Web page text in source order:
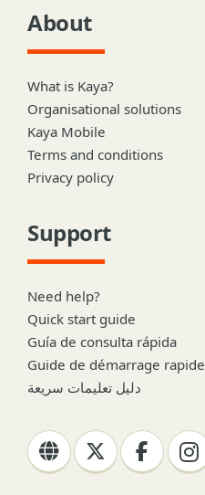
About
What is Kaya?
Organisational solutions
Kaya Mobile
Terms and conditions
Privacy policy
Support
Need help?
Quick start guide
Guía de consulta rápida
Guide de démarrage rapide
دليل تعليمات سريعة